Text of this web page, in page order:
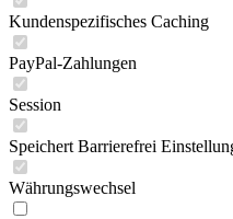
Kundenspezifisches Caching
PayPal-Zahlungen
Session
Speichert Barrierefrei
Währungswechsel